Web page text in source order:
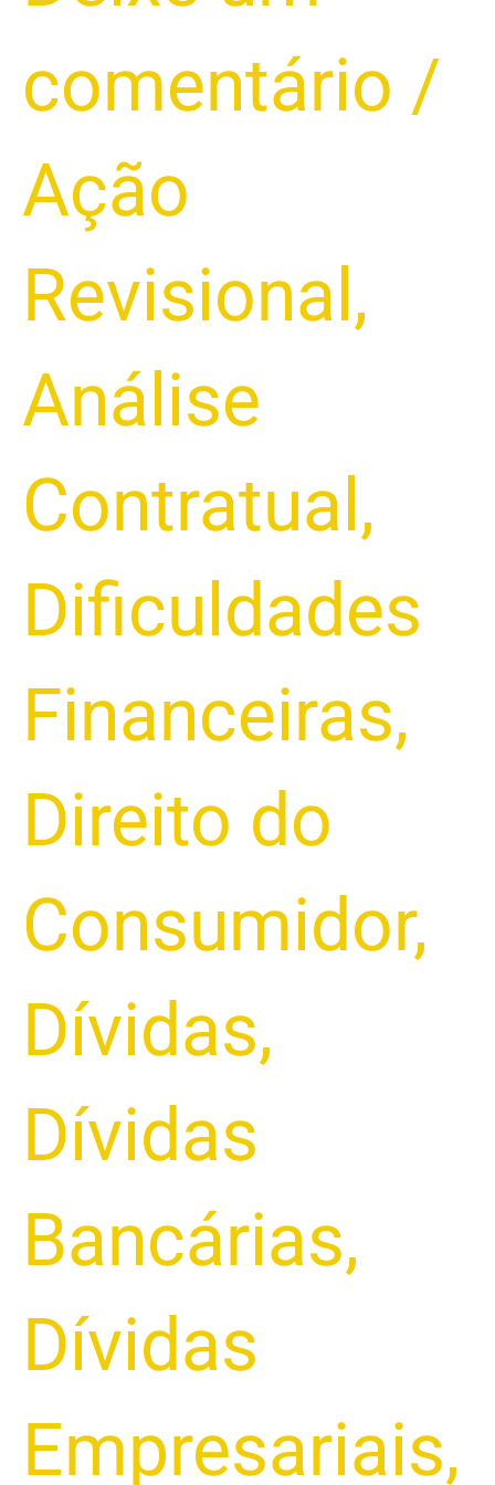
comentário /
Ação
Revisional ,
Análise
Contratual ,
Dificuldades
Financeiras,
Direito do
Consumidor,
Dívidas,
Dívidas
Bancárias,
Dívidas
Empresariais,